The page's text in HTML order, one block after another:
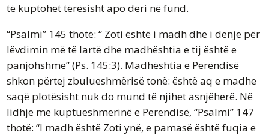
të kuptohet tërësisht apo deri në fund.
“Psalmi” 145 thotë: “ Zoti është i madh dhe i denjë për
lëvdimin më të lartë dhe madhështia e tij është e
panjohshme” (Ps. 145:3). Madhështia e Perëndisë
shkon përtej zbulueshmërisë tonë: është aq e madhe
saqë plotësisht nuk do mund të njihet asnjëherë. Në
lidhje me kuptueshmërinë e Perëndisë, “Psalmi” 147
thotë: “I madh është Zoti ynë, e pamasë është fuqia e